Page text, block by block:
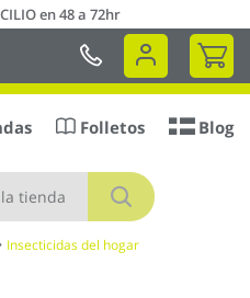
en 48 a 72hr
Mi
Buscar
Folletos Blog
Insecticidas del hogar